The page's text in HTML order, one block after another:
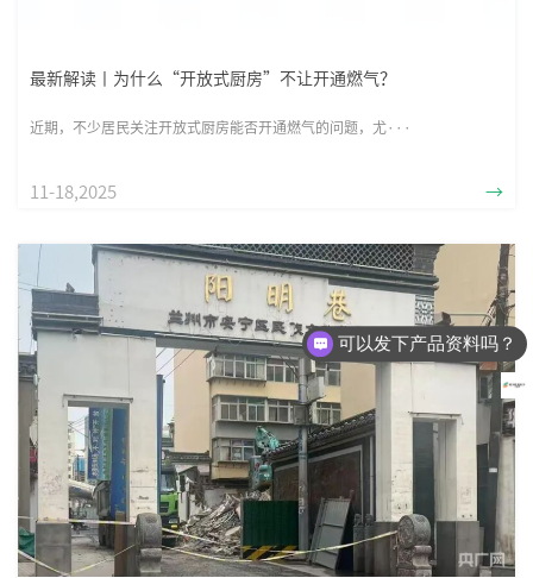
最新解读丨为什么“开放式厨房”不让开通燃气？
近期，不少居民关注开放式厨房能否开通燃气的问题，尤···
11-18,2025 →
可以发下产品资料吗？